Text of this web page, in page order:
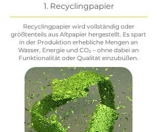
1. Recyclingpapier
Recyclingpapier wird vollständig oder
größtenteils aus Altpapier hergestellt. Es spart
in der Produktion erhebliche Mengen an
Wasser, Energie und CO₂ – ohne dabei an
Funktionalität oder Qualität einzubüßen.